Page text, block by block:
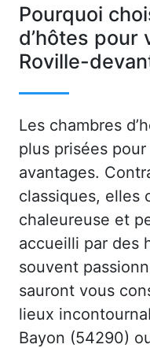
Pourquoi
d’hôtes pour
Roville-
Les chambres
plus prisées
avantages.
classiques, elles
chaleureuse et
accueilli par des
souvent
sauront vous
lieux
Bayon (54290)